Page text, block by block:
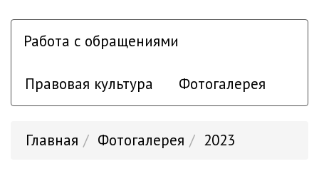
Работа с обращениями
Правовая культура Фотогалерея
Главная Фотогалерея 2023